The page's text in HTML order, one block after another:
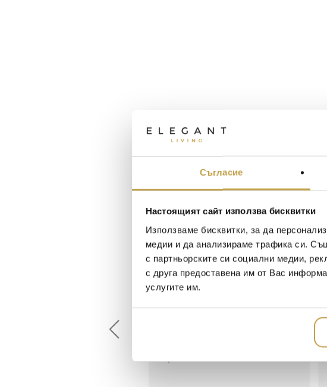
Съгласие
Настоящият сайт използва бисквитки
Използваме бисквитки, за да
медии и да анализираме трафика си.
с партньорските си социални медии,
с друга предоставена им от Вас
услугите им.Георги Питов